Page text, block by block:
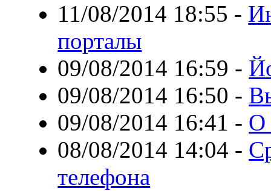
11/08/2014 18:55 -
порталы
09/08/2014 16:59 -
09/08/2014 16:50 -
09/08/2014 16:41 - О
08/08/2014 14:04 -
телефона